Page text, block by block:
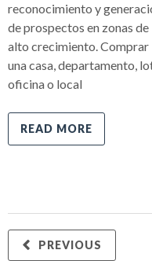
reconocimiento y
de prospectos en zonas de
alto crecimiento. Comprar
una casa, departamento,
oficina o local
READ MORE
PREVIOUS